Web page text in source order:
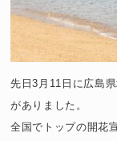
先日3月11日に広島
がありました。
全国でトップの開花